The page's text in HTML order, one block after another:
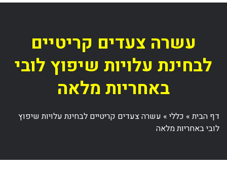
עשרה צעדים קריטיים
לבחינת עלויות שיפוץ לובי
באחריות מלאה
דף הבית» כללי» עשרה צעדים קריטיים לבחינת עלויות שיפוץ
לובי באחריות מלאה